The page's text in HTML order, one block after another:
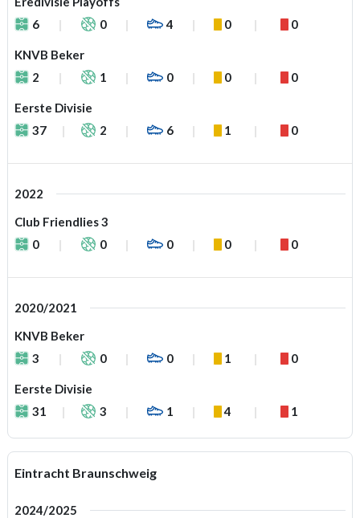
6
0 4 0 0
KNVB Beker
2
1 0 0 0
Eerste Divisie
37
2 6 1 0
2022
Club Friendlies 3
0
0 0 0 0
2020/2021
KNVB Beker
3
0 0 1 0
Eerste Divisie
31
3 1 4 1
Eintracht Braunschweig
2024/2025